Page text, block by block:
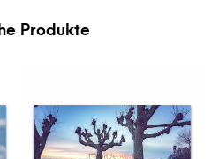
Produkte